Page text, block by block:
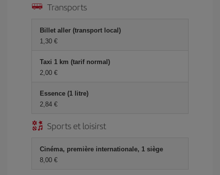
Transports
Billet aller (transport local)
1,30 €
Taxi 1 km (tarif normal)
2,00 €
Essence (1 litre)
2,84 €
Sports et loisirst
Cinéma, première internationale, 1 siège
8,00 €